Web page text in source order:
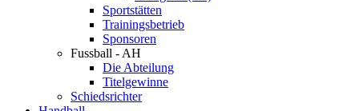
Sportstätten
Trainingsbetrieb
Sponsoren
Fussball - AH
Die Abteilung
Titelgewinne
Schiedsrichter